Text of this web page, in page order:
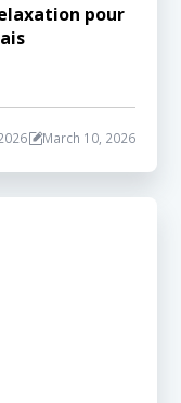
pour
March 10, 2026